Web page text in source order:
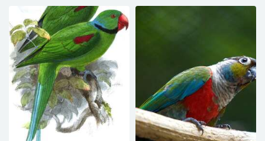
Melopsittacus undulatus
Psittacara mitratus